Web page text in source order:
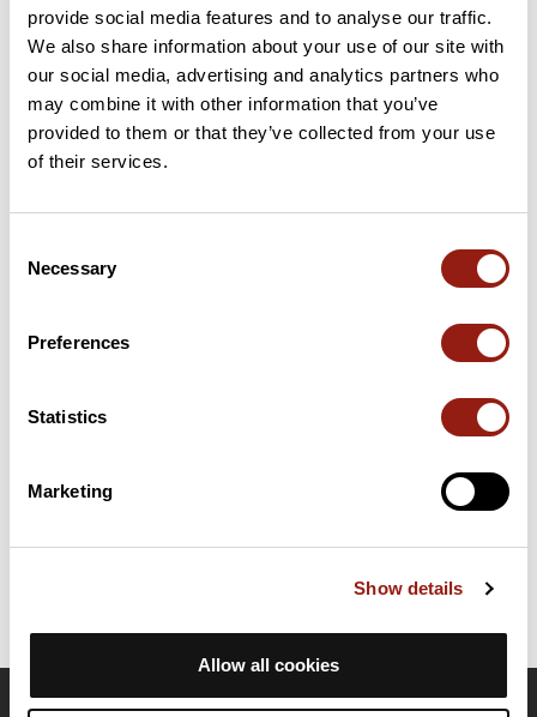
provide social media features and to analyse our traffic.
We also share information about your use of our site with
our social media, advertising and analytics partners who
may combine it with other information that you’ve
provided to them or that they’ve collected from your use
of their services.
Selection
Necessary
Preferences
Statistics
Marketing
Show details
Allow all cookies
Avis des utilisateurs
Soyez le premier à ajouter un avis !
Résumé
Annecy. Prévoyez environ 1 heure et 44 minutes pour réaliser
ce parcours.
Date de création du parcours: 16 février 2025 à 18:11:42.